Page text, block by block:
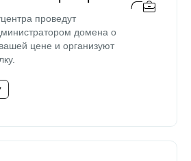
проведут
домена о
цене и организуют